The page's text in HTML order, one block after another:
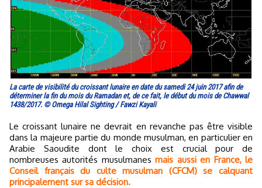
La carte de visibilité du croissant lunaire en date du samedi 24 juin 2017 afin de
déterminer la fin du mois du Ramadan et, de ce fait, le début du mois de Chawwal
1438/2017. © Omega Hilal Sighting / Fawzi Kayali
Le croissant lunaire ne devrait en revanche pas être visible
dans la majeure partie du monde musulman, en particulier en
Arabie Saoudite dont le choix est crucial pour de
nombreuses autorités musulmanesmais aussi en France, le
Conseil français du culte musulman (CFCM) se calquant
principalement sur sa décision.